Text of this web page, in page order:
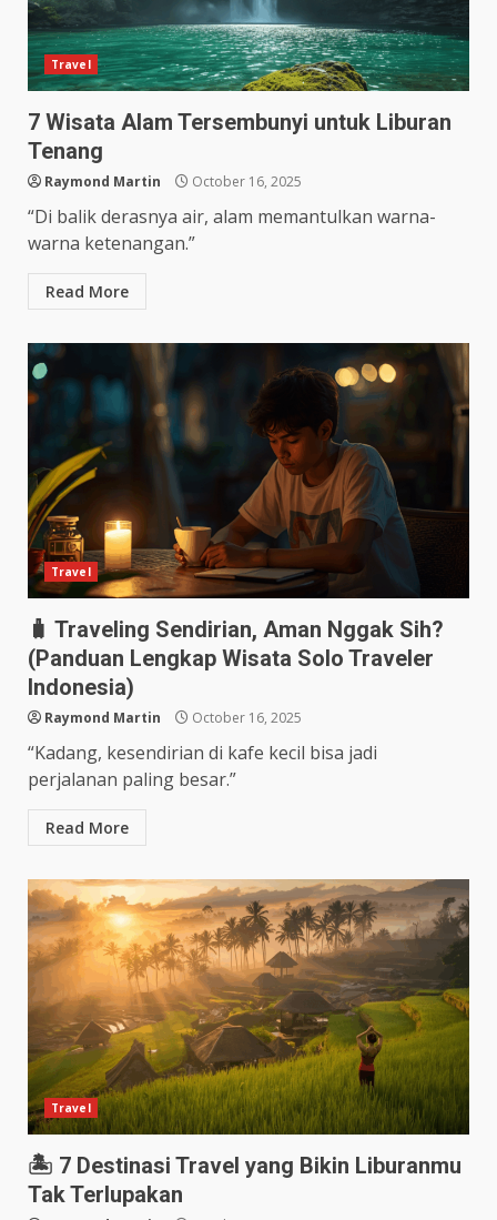
Travel
7 Wisata Alam Tersembunyi untuk Liburan
Tenang
Raymond Martin October 16, 2025
“Di balik derasnya air, alam memantulkan warna-
warna ketenangan.”
Read More
Travel
🧳 Traveling Sendirian, Aman Nggak Sih?
(Panduan Lengkap Wisata Solo Traveler
Indonesia)
Raymond Martin October 16, 2025
“Kadang, kesendirian di kafe kecil bisa jadi
perjalanan paling besar.”
Read More
Travel
🏝️ 7 Destinasi Travel yang Bikin Liburanmu
Tak Terlupakan